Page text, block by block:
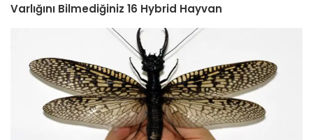
Varlığını Bilmediğiniz 16 Hybrid Hayvan